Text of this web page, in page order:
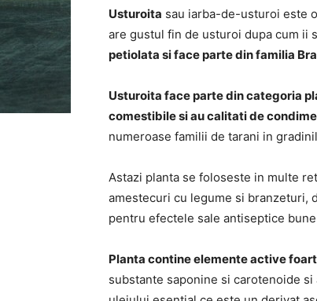
Usturoita sau iarba-de-usturoi este
are gustul fin de usturoi dupa cum ii
petiolata si face parte din familia
Usturoita face parte din categoria
comestibile si au calitati de
numeroase familii de tarani in
Astazi planta se foloseste in multe
amestecuri cu legume si branzeturi,
pentru efectele sale antiseptice
Planta contine elemente active
substante saponine si carotenoide si